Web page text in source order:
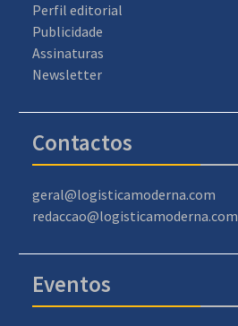
Perfil editorial
Publicidade
Assinaturas
Newsletter
Contactos
geral@logisticamoderna.com
redaccao@logisticamoderna.com
Eventos